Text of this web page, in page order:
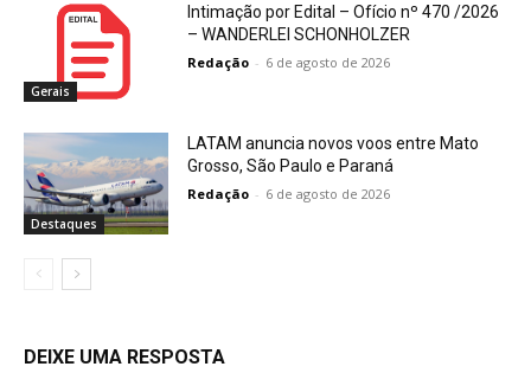
Gerais
Intimação por Edital – Ofício nº 470 /2026
– WANDERLEI SCHONHOLZER
Redação - 6 de agosto de 2026
Destaques
LATAM anuncia novos voos entre Mato
Grosso, São Paulo e Paraná
Redação - 6 de agosto de 2026
DEIXE UMA RESPOSTA